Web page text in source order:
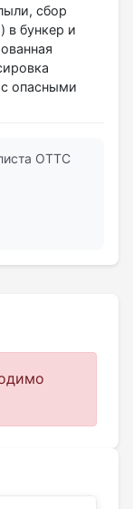
сбор
в бункер и
опасными
ОТТС